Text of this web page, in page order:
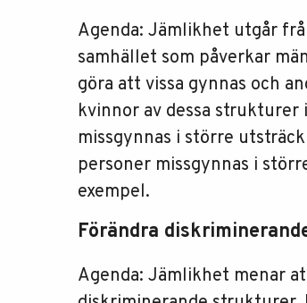
Agenda: Jämlikhet utgår
samhället som påverkar
göra att vissa gynnas och
kvinnor av dessa
missgynnas i större
personer missgynnas i
exempel.
Förändra
Agenda: Jämlikhet menar